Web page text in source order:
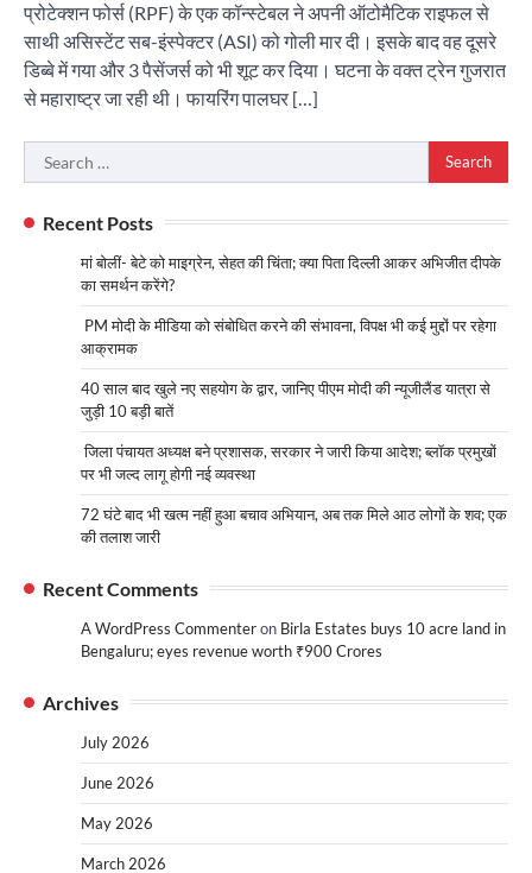
प्रोटेक्शन फोर्स (RPF) के एक कॉन्स्टेबल ने अपनी ऑटोमैटिक राइफल से
साथी असिस्टेंट सब-इंस्पेक्टर (ASI) को गोली मार दी। इसके बाद वह दूसरे
डिब्बे में गया और 3 पैसेंजर्स को भी शूट कर दिया। घटना के वक्त ट्रेन गुजरात
से महाराष्ट्र जा रही थी। फायरिंग पालघर […]
Search
for:
Recent Posts
मां बोलीं- बेटे को माइग्रेन, सेहत की चिंता; क्या पिता दिल्ली आकर अभिजीत दीपके
का समर्थन करेंगे?
PM मोदी के मीडिया को संबोधित करने की संभावना, विपक्ष भी कई मुद्दों पर रहेगा
आक्रामक
40 साल बाद खुले नए सहयोग के द्वार, जानिए पीएम मोदी की न्यूजीलैंड यात्रा से
जुड़ी 10 बड़ी बातें
जिला पंचायत अध्यक्ष बने प्रशासक, सरकार ने जारी किया आदेश; ब्लॉक प्रमुखों
पर भी जल्द लागू होगी नई व्यवस्था
72 घंटे बाद भी खत्म नहीं हुआ बचाव अभियान, अब तक मिले आठ लोगों के शव; एक
की तलाश जारी
Recent Comments
A WordPress Commenteron Birla Estates buys 10 acre land in
Bengaluru; eyes revenue worth ₹900 Crores
Archives
July 2026
June 2026
May 2026
March 2026